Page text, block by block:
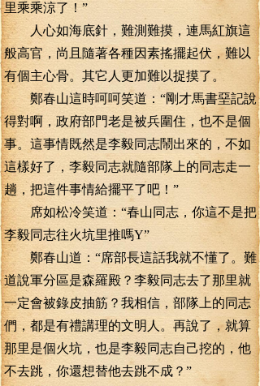
里乘乘涼了！”
人心如海底針，難測難摸，連馬紅旗這
般高官，尚且隨著各種因素搖擺起伏，難以
有個主心骨。其它人更加難以捉摸了。
鄭春山這時呵呵笑道：“剛才馬書堊記說
得對啊，政府部門老是被兵圍住，也不是個
事。這事情既然是李毅同志鬧出來的，不如
這樣好了，李毅同志就隨部隊上的同志走一
趟，把這件事情給擺平了吧！”
席如松冷笑道：“春山同志，你這不是把
李毅同志往火坑里推嗎Y”
鄭春山道：“席部長這話我就不懂了。難
道說軍分區是森羅殿？李毅同志去了那里就
一定會被錄皮抽筋？我相信，部隊上的同志
們，都是有禮講理的文明人。再說了，就算
那里是個火坑，也是李毅同志自己挖的，他
不去跳，你還想替他去跳不成？”